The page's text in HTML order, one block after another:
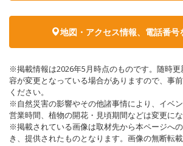
地図・アクセス情報、電話番号
※掲載情報は2026年5月時点のものです。随時
容が変更となっている場合がありますので、事
ください。
※自然災害の影響やその他諸事情により、イベ
営業時間、植物の開花・見頃期間などは変更にな
※掲載されている画像は取材先から本ページへ
き、提供されたものとなります。画像の無断転